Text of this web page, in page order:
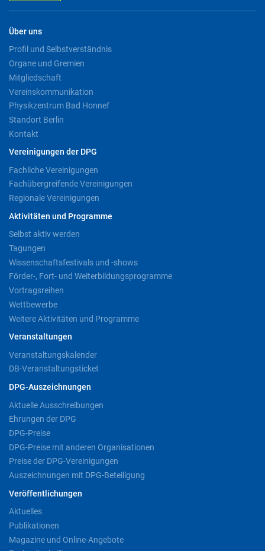
Über uns
Profil und Selbstverständnis
Organe und Gremien
Mitgliedschaft
Vereinskommunikation
Physikzentrum Bad Honnef
Standort Berlin
Kontakt
Vereinigungen der DPG
Fachliche Vereinigungen
Fachübergreifende Vereinigungen
Regionale Vereinigungen
Aktivitäten und Programme
Selbst aktiv werden
Tagungen
Wissenschaftsfestivals und -shows
Förder-, Fort- und Weiterbildungsprogramme
Vortragsreihen
Wettbewerbe
Weitere Aktivitäten und Programme
Veranstaltungen
Veranstaltungskalender
DB-Veranstaltungsticket
DPG-Auszeichnungen
Aktuelle Ausschreibungen
Ehrungen der DPG
DPG-Preise
DPG-Preise mit anderen Organisationen
Preise der DPG-Vereinigungen
Auszeichnungen mit DPG-Beteiligung
Veröffentlichungen
Aktuelles
Publikationen
Magazine und Online-Angebote